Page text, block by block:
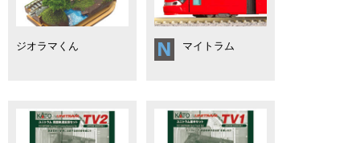
ジオラマくん マイトラム